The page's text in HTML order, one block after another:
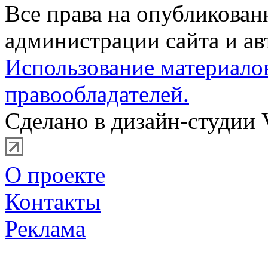
Все права на
администрации сайта и
Использование
правообладателей.
Сделано в дизайн-студии
О проекте
Контакты
Реклама